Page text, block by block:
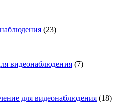
(23)
видеонаблюдения (7)
для видеонаблюдения (18)